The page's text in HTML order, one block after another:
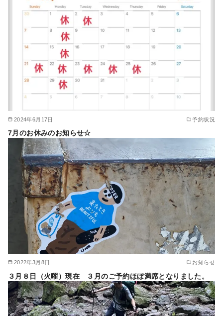
2024年6月17日 予約状況
7月のお休みのお知らせ☆
2022年3月8日 お知らせ
３月８日（火曜）現在 ３月のご予約ほぼ満席となりました。